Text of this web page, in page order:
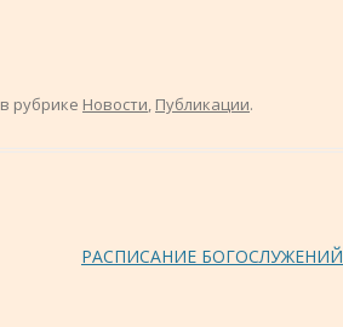
в рубрике Новости, Публикации.
РАСПИСАНИЕ БОГОСЛУЖЕНИЙ